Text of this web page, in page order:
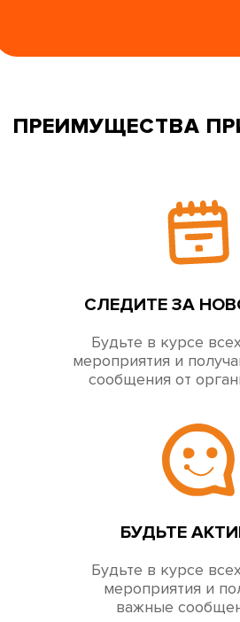
ПРЕИМУЩЕСТВА
СЛЕДИТЕ ЗА
Будьте в курсе
мероприятия и
сообщения от
БУДЬТЕ
Будьте в курсе
мероприятия и
важные